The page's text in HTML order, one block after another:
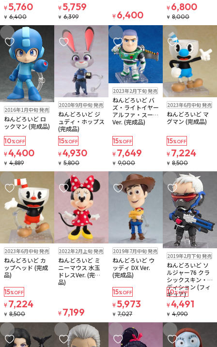
¥ 5,760
¥ 6,400
¥ 5,759
¥ 6,399 ¥ 6,400
¥ 6,800
¥ 8,000
お気に入りに追加
在庫なし
2016年1月中旬 発売
ねんどろいど ロ
ックマン (完成品)
10%OFF
¥4,400
¥ 4,889
お気に入りに追加
在庫なし
2020年9月中旬 発売
ねんどろいど ジ
ュディ・ホップス
(完成品)
15%OFF
¥4,930
¥ 5,800
お気に入りに追加
在庫なし
2023年2月下旬 発売
ねんどろいど バ
ズ・ライトイヤー
アルファ・スーツ
Ver. (完成品)
15%OFF
¥ 7,649
¥ 9,000
お気に入りに
在庫なし
注文再開メール
2023年6月中旬 発売
ねんどろいど マ
グマン (完成品)
15%OFF
¥ 7,224
¥ 8,500
お気に入りに追加
在庫なし
注文再開メール
2023年6月中旬 発売
ねんどろいど カ
ップヘッド (完成
品)
15%OFF
¥ 7,224
¥ 8,500
お気に入りに追加
在庫なし
2022年2月上旬 発売
ねんどろいど ミ
ニーマウス 水玉
ドレスVer. (完成
品)
¥ 7,199
お気に入りに追加
在庫なし
2019年7月中旬 発売
ねんどろいど ウ
ッディ DX Ver.
(完成品)
15%OFF
¥ 5,973
¥ 7,027
お気に入りに
在庫なし
2019年2月下旬 発売
ねんどろいど ソ
ルジャー76 クラ
シックスキン・エ
ディション (フィ
ギュア)
10%OFF
¥4,491
¥ 4,990
お気に入りに追加お気に入りに追加お気に入りに追加お気に入りに